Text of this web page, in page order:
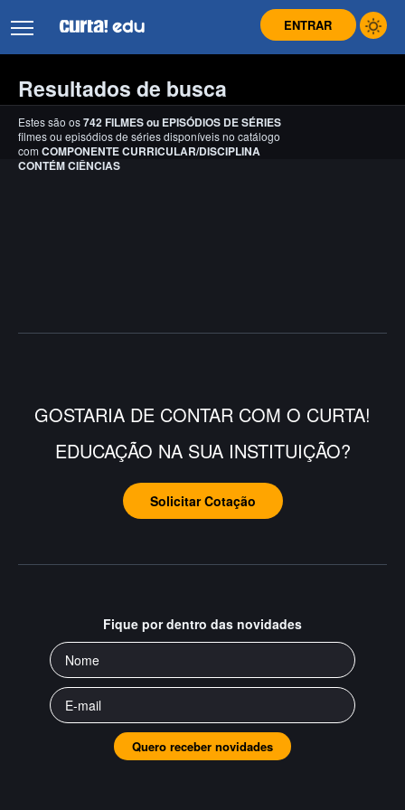
ENTRAR
Resultados de busca
Estes são os742FILMESou EPISÓDIOS DE SÉRIES
filmes ou episódios de séries disponíveis no catálogo
com COMPONENTE CURRICULAR/DISCIPLINA
CONTÉM CIÊNCIAS
GOSTARIA DE CONTAR COM O CURTA!
EDUCAÇÃO NA SUA INSTITUIÇÃO?
Solicitar Cotação
Fique por dentro das novidades
Quero receber novidades